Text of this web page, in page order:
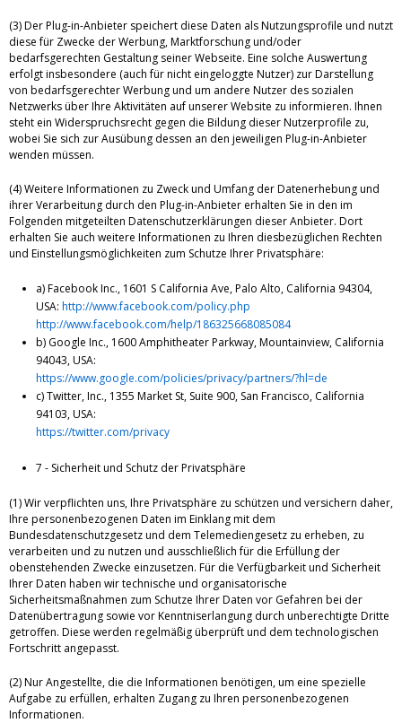
(3) Der Plug-in-Anbieter speichert diese Daten als Nutzungsprofile und nutzt
diese für Zwecke der Werbung, Marktforschung und/oder
bedarfsgerechten Gestaltung seiner Webseite. Eine solche Auswertung
erfolgt insbesondere (auch für nicht eingeloggte Nutzer) zur Darstellung
von bedarfsgerechter Werbung und um andere Nutzer des sozialen
Netzwerks über Ihre Aktivitäten auf unserer Website zu informieren. Ihnen
steht ein Widerspruchsrecht gegen die Bildung dieser Nutzerprofile zu,
wobei Sie sich zur Ausübung dessen an den jeweiligen Plug-in-Anbieter
wenden müssen.
(4) Weitere Informationen zu Zweck und Umfang der Datenerhebung und
ihrer Verarbeitung durch den Plug-in-Anbieter erhalten Sie in den im
Folgenden mitgeteilten Datenschutzerklärungen dieser Anbieter. Dort
erhalten Sie auch weitere Informationen zu Ihren diesbezüglichen Rechten
und Einstellungsmöglichkeiten zum Schutze Ihrer Privatsphäre:
a) Facebook Inc., 1601 S California Ave, Palo Alto, California 94304,
USA: http://www.facebook.com/policy.php
http://www.facebook.com/help/186325668085084
b) Google Inc., 1600 Amphitheater Parkway, Mountainview, California
94043, USA:
https://www.google.com/policies/privacy/partners/?hl=de
c) Twitter, Inc., 1355 Market St, Suite 900, San Francisco, California
94103, USA:
https://twitter.com/privacy
7 - Sicherheit und Schutz der Privatsphäre
(1) Wir verpflichten uns, Ihre Privatsphäre zu schützen und versichern daher,
Ihre personenbezogenen Daten im Einklang mit dem
Bundesdatenschutzgesetz und dem Telemediengesetz zu erheben, zu
verarbeiten und zu nutzen und ausschließlich für die Erfüllung der
obenstehenden Zwecke einzusetzen. Für die Verfügbarkeit und Sicherheit
Ihrer Daten haben wir technische und organisatorische
Sicherheitsmaßnahmen zum Schutze Ihrer Daten vor Gefahren bei der
Datenübertragung sowie vor Kenntniserlangung durch unberechtigte Dritte
getroffen. Diese werden regelmäßig überprüft und dem technologischen
Fortschritt angepasst.
(2) Nur Angestellte, die die Informationen benötigen, um eine spezielle
Aufgabe zu erfüllen, erhalten Zugang zu Ihren personenbezogenen
Informationen.